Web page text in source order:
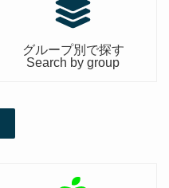
グループ別で探す
Search by group